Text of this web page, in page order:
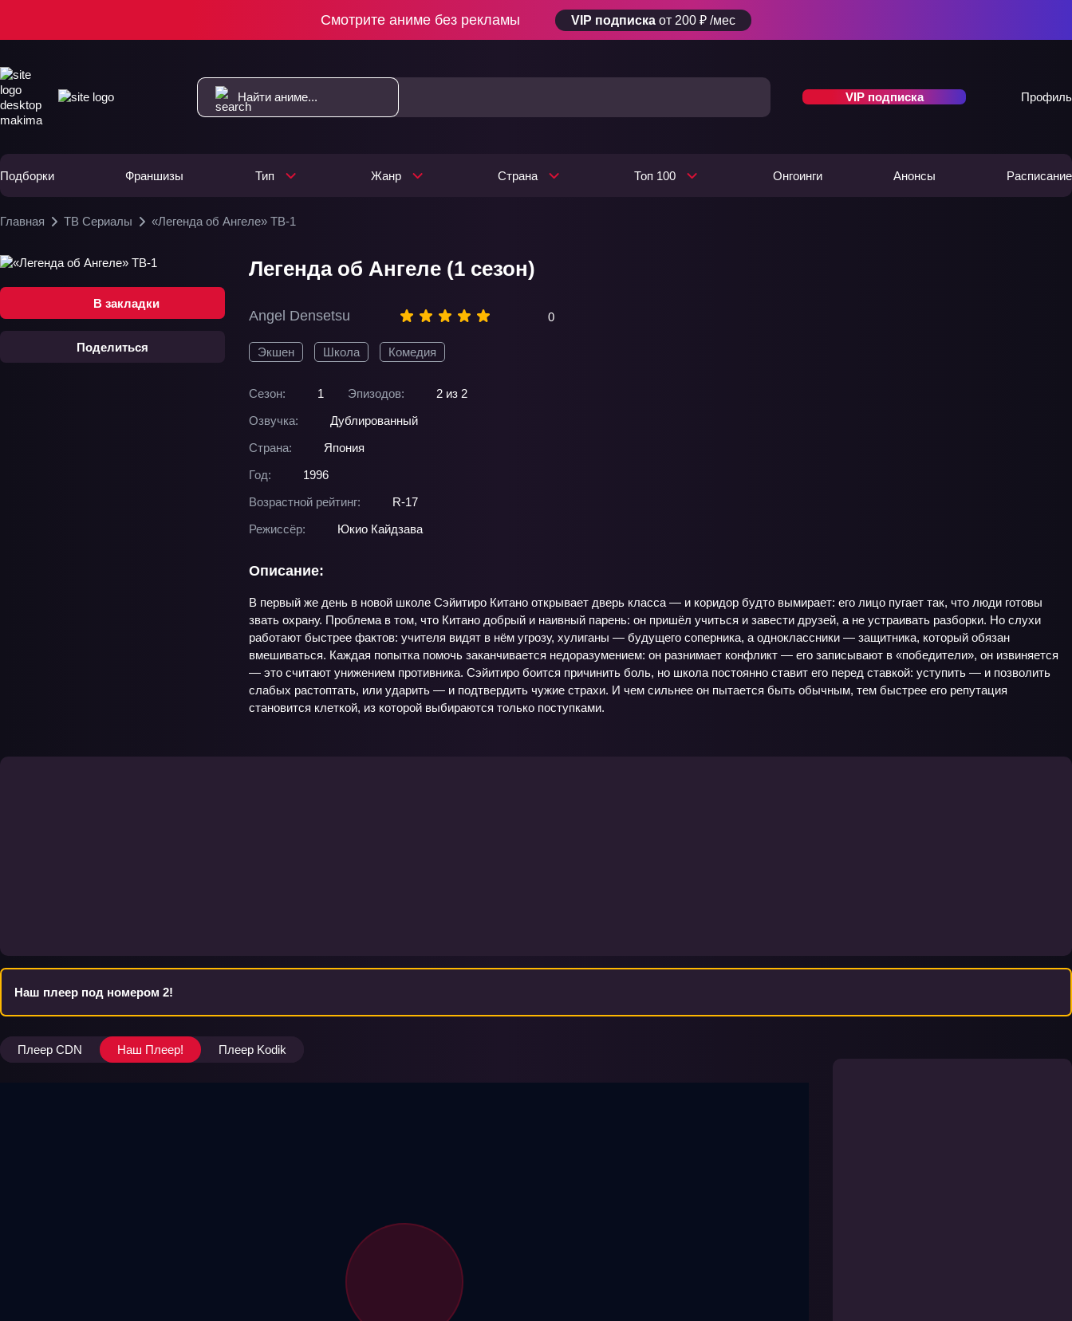
Смотрите аниме без рекламы VIP подписка от 200 ₽ /мес
VIP подписка Профиль
Подборки Франшизы Тип Жанр Страна Топ 100 Онгоинги Анонсы Расписание
Главная ТВ Сериалы «Легенда об Ангеле» ТВ-1
В закладки
Поделиться
Легенда об Ангеле (1 сезон)
Angel Densetsu 0
Экшен Школа Комедия
Сезон: 1 Эпизодов:
2 из 2
Озвучка:
Дублированный
Страна:
Япония
Год:
1996
Возрастной рейтинг:
R-17
Режиссёр:
Юкио Кайдзава
Описание:
В первый же день в новой школе Сэйитиро Китано открывает дверь класса — и коридор будто вымирает: его лицо пугает так, что люди готовы
звать охрану. Проблема в том, что Китано добрый и наивный парень: он пришёл учиться и завести друзей, а не устраивать разборки. Но слухи
работают быстрее фактов: учителя видят в нём угрозу, хулиганы — будущего соперника, а одноклассники — защитника, который обязан
вмешиваться. Каждая попытка помочь заканчивается недоразумением: он разнимает конфликт — его записывают в «победители», он извиняется
— это считают унижением противника. Сэйитиро боится причинить боль, но школа постоянно ставит его перед ставкой: уступить — и позволить
слабых растоптать, или ударить — и подтвердить чужие страхи. И чем сильнее он пытается быть обычным, тем быстрее его репутация
становится клеткой, из которой выбираются только поступками.
Наш плеер под номером 2!
Плеер CDN Наш Плеер! Плеер Kodik